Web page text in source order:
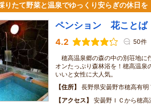
りたて野菜と温泉でゆっくり安らぎの休日を
ペンション 花ことば
4.2 50件
穂高温泉郷の森の中の別荘地に
オンたっぷり森林浴を！穂高温泉
いいと女性に大人気。
住所
長野県安曇野市穂高有明
アクセス
安曇野ＩＣから穂